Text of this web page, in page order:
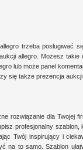
trzeba posługiwać
allegro. Możesz takie
lub może panel
się także prezencja aukcji
rozwiązanie dla Twojej
profesjonalny
Twój inspirujący i
na to samo. Szablon